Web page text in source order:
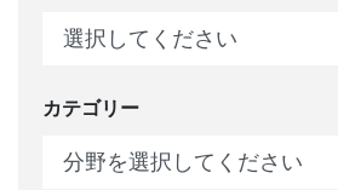
カテゴリー